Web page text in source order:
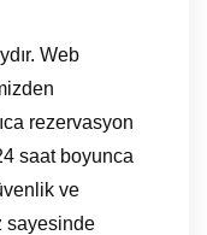
Web
rezervasyon
saat boyunca
ve
sayesinde